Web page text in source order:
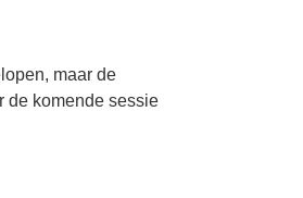
maar de
de komende sessie